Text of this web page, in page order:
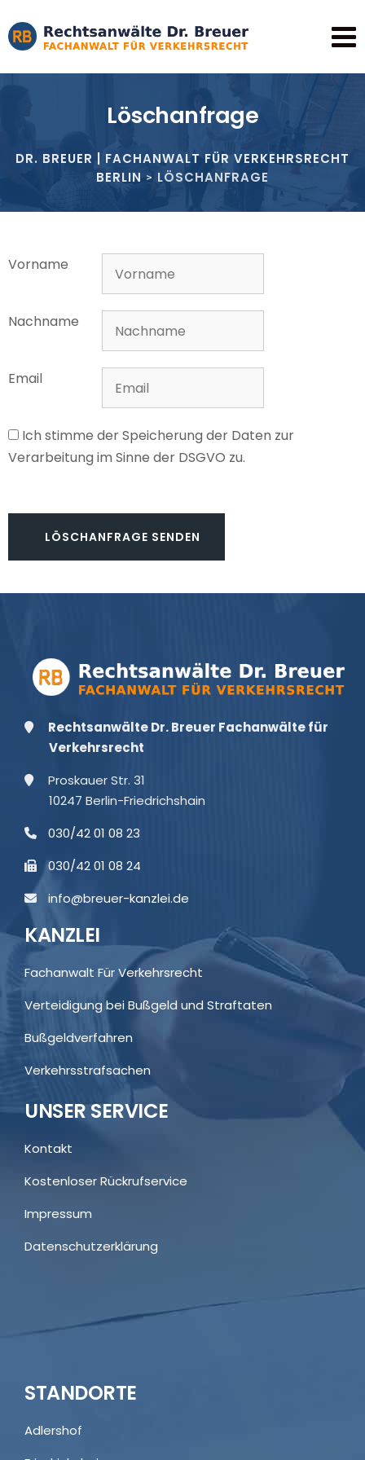
Löschanfrage
DR. BREUER | FACHANWALT FÜR VERKEHRSRECHT
BERLIN > LÖSCHANFRAGE
Vorname
Nachname
Email
Ich stimme der Speicherung der Daten zur
Verarbeitung im Sinne der DSGVO zu.
Rechtsanwälte Dr. Breuer Fachanwälte für
Verkehrsrecht
Proskauer Str. 31
10247 Berlin-Friedrichshain
030/42 01 08 23
030/42 01 08 24
info@breuer-kanzlei.de
KANZLEI
Fachanwalt Für Verkehrsrecht
Verteidigung bei Bußgeld und Straftaten
Bußgeldverfahren
Verkehrsstrafsachen
UNSER SERVICE
Kontakt
Kostenloser Rückrufservice
Impressum
Datenschutzerklärung
STANDORTE
Adlershof